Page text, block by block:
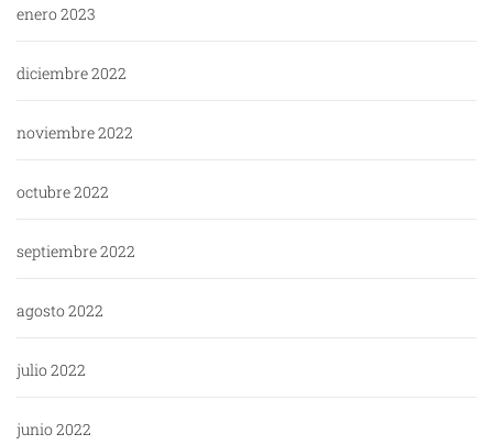
enero 2023
diciembre 2022
noviembre 2022
octubre 2022
septiembre 2022
agosto 2022
julio 2022
junio 2022